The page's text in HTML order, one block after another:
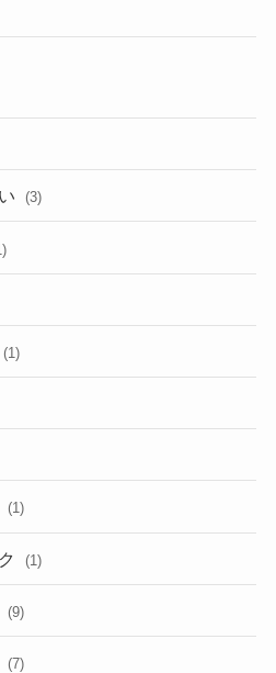
(3)
(1)
(1)
(1)
(9)
(7)